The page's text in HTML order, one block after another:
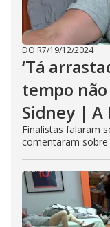
DO R7/19/12/2024
‘Tá
tempo não
Sidney | A
Finalistas falaram
comentaram